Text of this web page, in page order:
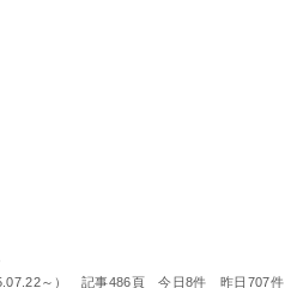
～） 記事486頁 今日8件 昨日707